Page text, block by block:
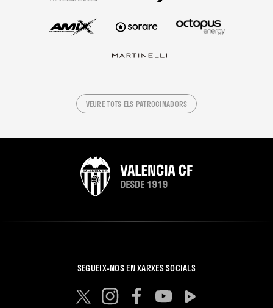
VEURE TOTS ELS PATROCINADORS
SEGUEIX-NOS EN XARXES SOCIALS